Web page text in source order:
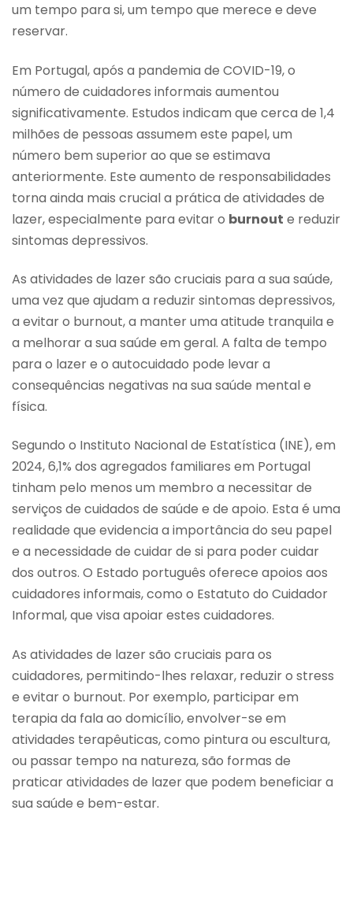
um tempo para si, um tempo que merece e deve
reservar.
Em Portugal, após a pandemia de COVID-19, o
número de cuidadores informais aumentou
significativamente. Estudos indicam que cerca de 1,4
milhões de pessoas assumem este papel, um
número bem superior ao que se estimava
anteriormente. Este aumento de responsabilidades
torna ainda mais crucial a prática de atividades de
lazer, especialmente para evitar o burnout e reduzir
sintomas depressivos.
As atividades de lazer são cruciais para a sua saúde,
uma vez que ajudam a reduzir sintomas depressivos,
a evitar o burnout, a manter uma atitude tranquila e
a melhorar a sua saúde em geral. A falta de tempo
para o lazer e o autocuidado pode levar a
consequências negativas na sua saúde mental e
física.
Segundo o Instituto Nacional de Estatística (INE), em
2024, 6,1% dos agregados familiares em Portugal
tinham pelo menos um membro a necessitar de
serviços de cuidados de saúde e de apoio. Esta é uma
realidade que evidencia a importância do seu papel
e a necessidade de cuidar de si para poder cuidar
dos outros. O Estado português oferece apoios aos
cuidadores informais, como o Estatuto do Cuidador
Informal, que visa apoiar estes cuidadores.
As atividades de lazer são cruciais para os
cuidadores, permitindo-lhes relaxar, reduzir o stress
e evitar o burnout. Por exemplo, participar em
terapia da fala ao domicílio, envolver-se em
atividades terapêuticas, como pintura ou escultura,
ou passar tempo na natureza, são formas de
praticar atividades de lazer que podem beneficiar a
sua saúde e bem-estar.